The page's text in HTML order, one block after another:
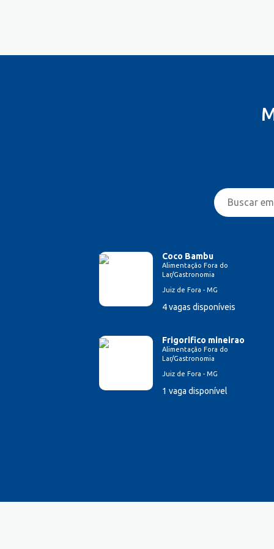
Entregador/Motoboy
Farmacêutico
Fiscal de Caixa
Garçom
Coco Bambu
Alimentação Fora do
Lar/Gastronomia
Juiz de Fora - MG
4 vagas disponíveis
Frigorifico mineirao
Alimentação Fora do
Lar/Gastronomia
Juiz de Fora - MG
1 vaga disponível